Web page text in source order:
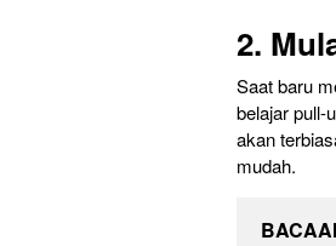
2.
Saat baru
belajar pull-
akan
mudah.